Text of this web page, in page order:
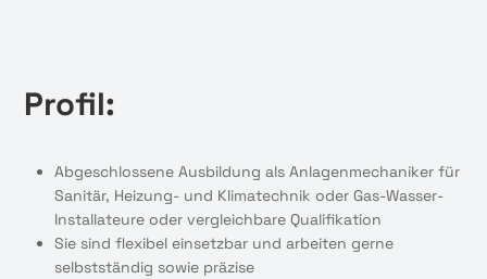
Profil:
Abgeschlossene Ausbildung als Anlagenmechaniker für
Sanitär, Heizung- und Klimatechnik oder Gas-Wasser-
Installateure oder vergleichbare Qualifikation
Sie sind flexibel einsetzbar und arbeiten gerne
selbstständig sowie präzise